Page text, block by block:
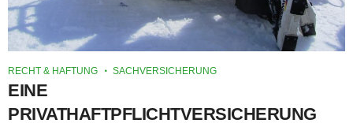
RECHT & HAFTUNG SACHVERSICHERUNG
EINE
PRIVATHAFTPFLICHTVERSICHERUNG